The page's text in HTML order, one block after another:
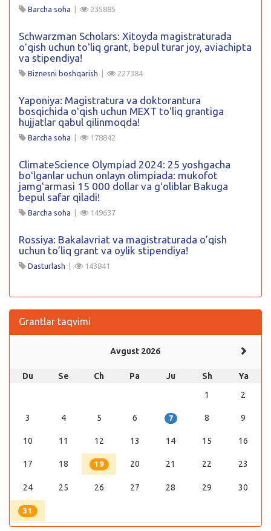
Barcha soha | 235885
Schwarzman Scholars: Xitoyda magistraturada
oʻqish uchun toʻliq grant, bepul turar joy, aviachipta
va stipendiya!
Biznesni boshqarish | 227384
Yaponiya: Magistratura va doktorantura
bosqichida oʻqish uchun MEXT toʻliq grantiga
hujjatlar qabul qilinmoqda!
Barcha soha | 178842
ClimateScience Olympiad 2024: 25 yoshgacha
boʻlganlar uchun onlayn olimpiada: mukofot
jamgʻarmasi 15 000 dollar va gʻoliblar Bakuga
bepul safar qiladi!
Barcha soha | 149637
Rossiya: Bakalavriat va magistraturada o’qish
uchun to’liq grant va oylik stipendiya!
Dasturlash | 143841
Grantlar taqvimi
Avgust 2026
Du Se Ch Pa Ju Sh
Ya
1
2
3 4 5 6 7 8 9
10 11 12 13 14 15 16
17 18 19 20 21 22 23
24 25 26 27 28 29 30
31